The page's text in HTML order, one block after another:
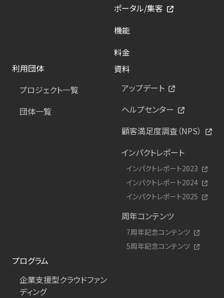
ポータル/集客
機能
料金
利用団体
プロジェクト一覧
団体一覧
資料
アップデート
ヘルプセンター
顧客満足度調査（NPS）
インパクトレポート
インパクトレポート2023
インパクトレポート2024
インパクトレポート2025
周年コンテンツ
7周年記念コンテンツ
5周年記念コンテンツ
プログラム
企業支援型クラウドファン
ディング